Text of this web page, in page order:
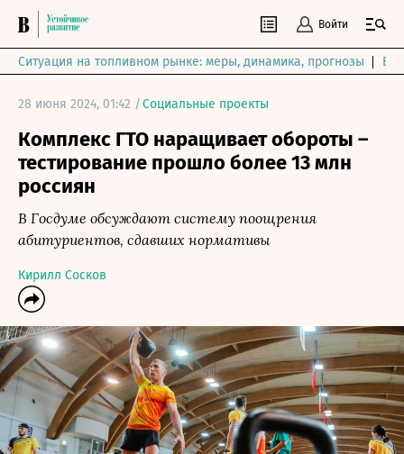
Войти
Ситуация на топливном рынке: меры, динамика, прогнозы
28 июня 2024, 01:42 /Социальные проекты
Комплекс ГТО наращивает обороты –
тестирование прошло более 13 млн
россиян
В Госдуме обсуждают систему поощрения
абитуриентов, сдавших нормативы
Кирилл Сосков